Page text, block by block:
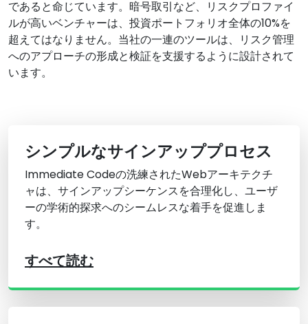
であると命じています。暗号取引など、リスクプロファイ
ルが高いベンチャーは、投資ポートフォリオ全体の10%を
超えてはなりません。当社の一連のツールは、リスク管理
へのアプローチの形成と検証を支援するように設計されて
います。
シンプルなサインアッププロセス
Immediate Codeの洗練されたWebアーキテクチ
ャは、サインアップシーケンスを合理化し、ユーザ
ーの学術的探求へのシームレスな着手を促進しま
す。
すべて読む